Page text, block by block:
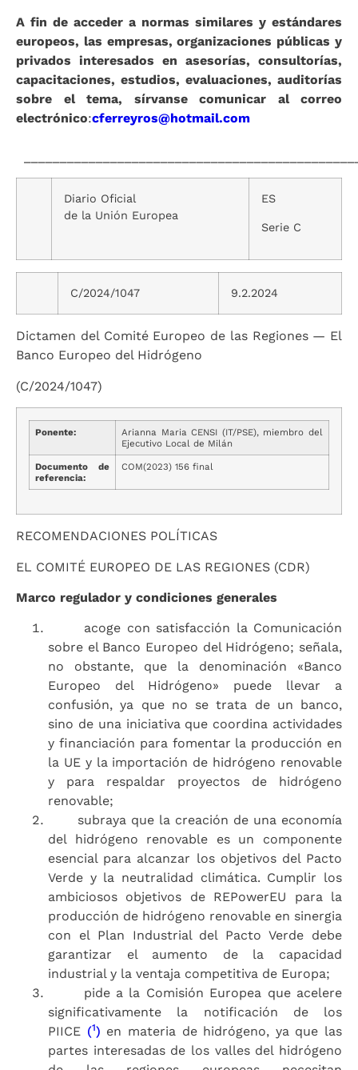
A fin de acceder a normas similares y estándares
europeos, las empresas, organizaciones públicas y
privados interesados en asesorías, consultorías,
capacitaciones, estudios, evaluaciones, auditorías
sobre el tema, sírvanse comunicar al correo
electrónico:cferreyros@hotmail.com
Diario Oficial
de la Unión Europea
ES
Serie C
C/2024/1047 9.2.2024
Dictamen del Comité Europeo de las Regiones — El
Banco Europeo del Hidrógeno
(C/2024/1047)
Ponente:
Arianna Maria CENSI (IT/PSE), miembro del
Ejecutivo Local de Milán
Documento de
referencia:
COM(2023) 156 final
RECOMENDACIONES POLÍTICAS
EL COMITÉ EUROPEO DE LAS REGIONES (CDR)
Marco regulador y condiciones generales
acoge con satisfacción la Comunicación
sobre el Banco Europeo del Hidrógeno; señala,
no obstante, que la denominación «Banco
Europeo del Hidrógeno» puede llevar a
confusión, ya que no se trata de un banco,
sino de una iniciativa que coordina actividades
y financiación para fomentar la producción en
la UE y la importación de hidrógeno renovable
y para respaldar proyectos de hidrógeno
renovable;
subraya que la creación de una economía
del hidrógeno renovable es un componente
esencial para alcanzar los objetivos del Pacto
Verde y la neutralidad climática. Cumplir los
ambiciosos objetivos de REPowerEU para la
producción de hidrógeno renovable en sinergia
con el Plan Industrial del Pacto Verde debe
garantizar el aumento de la capacidad
industrial y la ventaja competitiva de Europa;
pide a la Comisión Europea que acelere
significativamente la notificación de los
PIICE (1) en materia de hidrógeno, ya que las
partes interesadas de los valles del hidrógeno